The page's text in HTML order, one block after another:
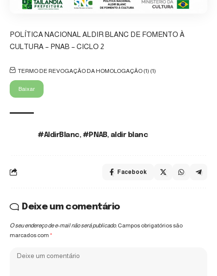
POLÍTICA NACIONAL ALDIR BLANC DE FOMENTO À
CULTURA – PNAB – CICLO 2
TERMO DE REVOGAÇÃO DA HOMOLOGAÇÃO (1) (1)
Baixar
#AldirBlanc,#PNAB, aldir blanc
Facebook
Deixe um comentário
O seu endereço de e-mail não será publicado. Campos obrigatórios são
marcados com *